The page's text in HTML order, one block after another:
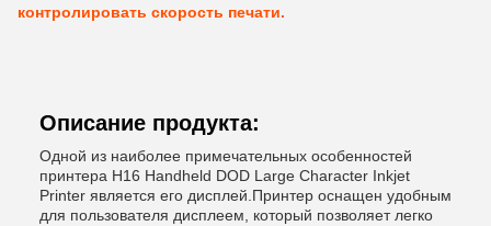
контролировать скорость печати.
Описание продукта:
Одной из наиболее примечательных особенностей
принтера H16 Handheld DOD Large Character Inkjet
Printer является его дисплей.Принтер оснащен удобным
для пользователя дисплеем, который позволяет легко